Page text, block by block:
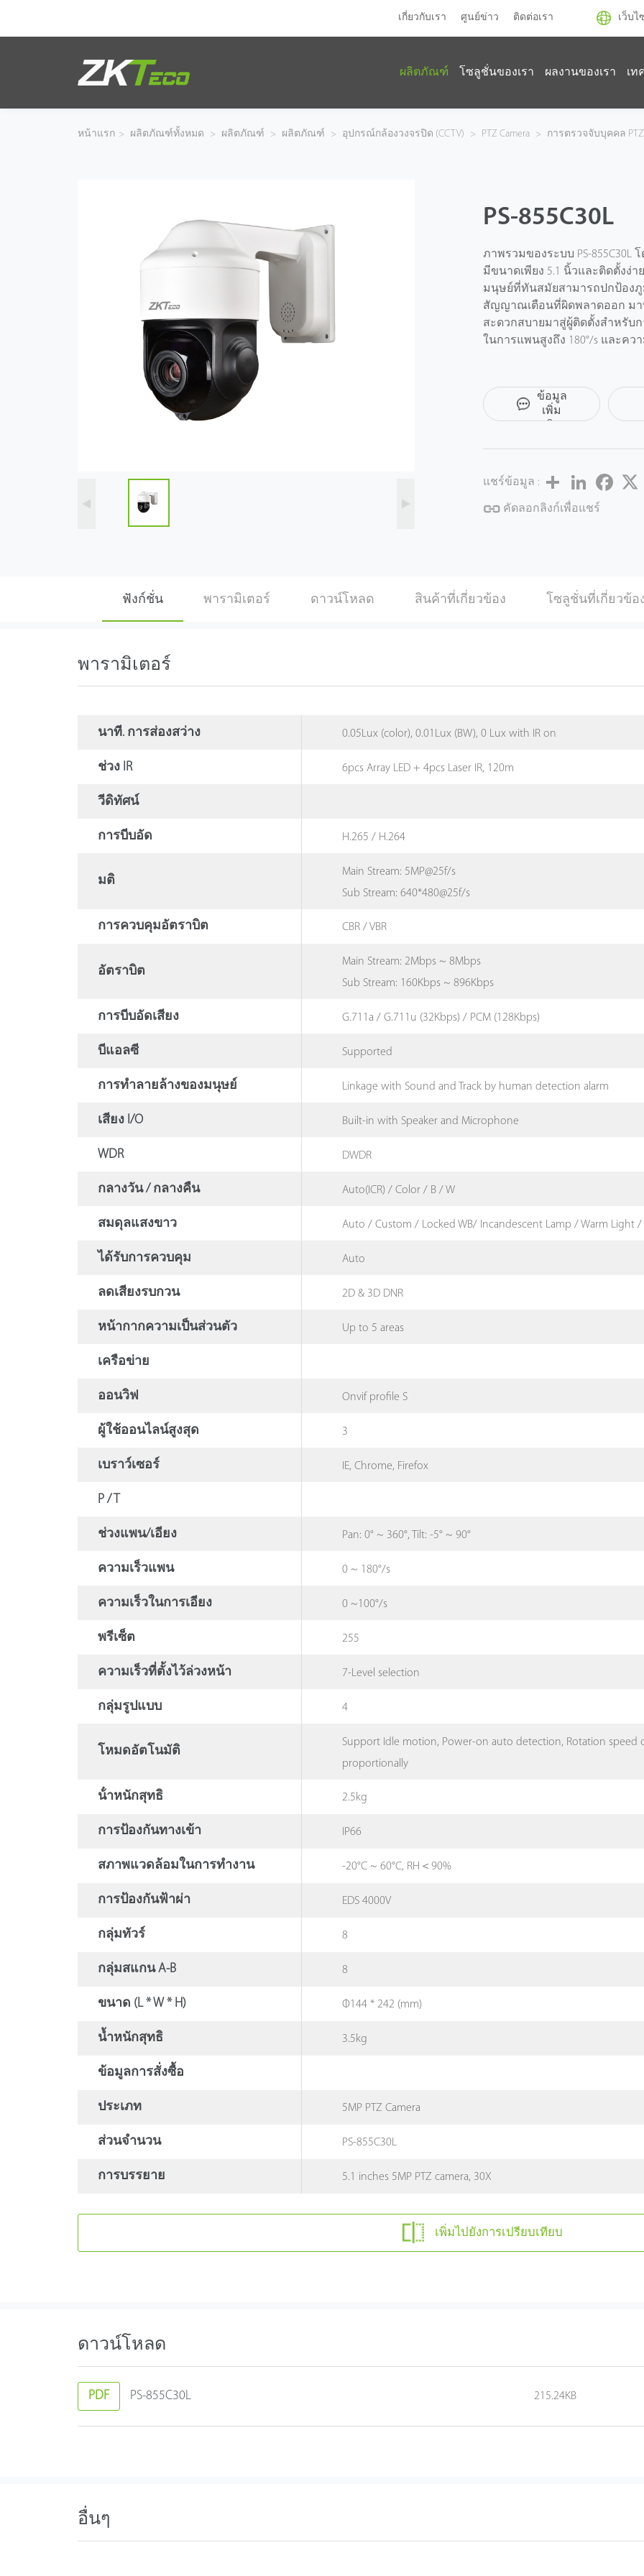
เกี่ยวกับเรา ศูนย์ข่าว ติดต่อเรา เว็บ
ผลิตภัณฑ์ โซลูชั่นของเรา ผลงานของเรา เท
หน้าแรก > ผลิตภัณฑ์ทั้งหมด > ผลิตภัณฑ์ > ผลิตภัณฑ์ > อุปกรณ์กล้องวงจรปิด (CCTV) > PTZ Camera > การตรวจจับบุคคล PTZ
PS-855C30L
ภาพรวมของระบบ PS-
มีขนาดเพียง 5.1 นิ้วและติดตั้งง่
มนุษย์ที่ทันสมัยสามารถปกป้อง
สัญญาณเตือนที่ผิดพลาดออก มา
สะดวกสบายมาสู่ผู้ติดตั้งสําหรับ
ในการแพนสูงถึง 180°/s และคว
ในร่มและกลางแจ้ง ฟังก์ชัน
ถึง 70% H.265 เป็นวิวัฒนาการที่
รุนแรงช่วงอุณหภูมิในการทํางานตั้
ข้อมูล
เพิ่ม
แชร์ข้อมูล :
Share LinkedIn
คัดลอกลิงก์เพื่อแชร์
ฟังก์ชั่น พารามิเตอร์ ดาวน์โหลด สินค้าที่เกี่ยวข้อง โซลูชั่นที่เกี่ยวข้อ
พารามิเตอร์
นาที. การส่องสว่าง 0.05Lux (color), 0.01Lux (BW), 0 Lux with IR on
ช่วง IR 6pcs Array LED + 4pcs Laser IR, 120m
วีดิทัศน์
การบีบอัด H.265 / H.264
มติ
Main Stream: 5MP@25f/s
Sub Stream: 640*480@25f/s
การควบคุมอัตราบิต CBR / VBR
อัตราบิต
Main Stream: 2Mbps ~ 8Mbps
Sub Stream: 160Kbps ~ 896Kbps
การบีบอัดเสียง G.711a / G.711u (32Kbps) / PCM (128Kbps)
บีแอลซี Supported
การทําลายล้างของมนุษย์ Linkage with Sound and Track by human detection alarm
เสียง I/O Built-in with Speaker and Microphone
WDR DWDR
กลางวัน / กลางคืน Auto(ICR) / Color / B / W
สมดุลแสงขาว Auto / Custom / Locked WB/ Incandescent Lamp / Warm Light
ได้รับการควบคุม Auto
ลดเสียงรบกวน 2D & 3D DNR
หน้ากากความเป็นส่วนตัว Up to 5 areas
เครือข่าย
ออนวิฟ Onvif profile S
ผู้ใช้ออนไลน์สูงสุด 3
เบราว์เซอร์ IE, Chrome, Firefox
P / T
ช่วงแพน/เอียง Pan: 0° ~ 360°, Tilt: -5° ~ 90°
ความเร็วแพน 0 ~ 180°/s
ความเร็วในการเอียง 0 ~100°/s
พรีเซ็ต 255
ความเร็วที่ตั้งไว้ล่วงหน้า 7-Level selection
กลุ่มรูปแบบ 4
โหมดอัตโนมัติ
Support Idle motion, Power-on auto detection, Rotation speed
proportionally
น้ําหนักสุทธิ 2.5kg
การป้องกันทางเข้า IP66
สภาพแวดล้อมในการทํางาน -20°C ~ 60°C, RH＜90%
การป้องกันฟ้าผ่า EDS 4000V
กลุ่มทัวร์ 8
กลุ่มสแกน A-B 8
ขนาด (L * W * H) Φ144 * 242 (mm)
น้ำหนักสุทธิ 3.5kg
ข้อมูลการสั่งซื้อ
ประเภท 5MP PTZ Camera
ส่วนจํานวน PS-855C30L
การบรรยาย 5.1 inches 5MP PTZ camera, 30X
เพิ่มไปยังการเปรียบเทียบ
ดาวน์โหลด
PDF PS-855C30L 215.24KB
อื่นๆ